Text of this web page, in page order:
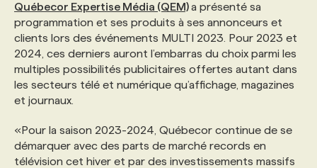
PRIX ET DISTINCTIONS
TENDANCES
GEO/SEO
ÉVÉNEMENTIEL
FAQ
ANNONCEZ AVEC NOUS
FORMATIONS PERSONNALISÉES
NOS FORMATEUR‧RICES
NOS TARIFS
NOS TARIFS
NOS EXPERTISES
ANNONCEZ AVEC NOUS
Québecor Expertise Média (QEM)a présenté sa
programmation et ses produits à ses annonceurs et
clients lors des événements MULTI 2023. Pour 2023 et
2024, ces derniers auront l’embarras du choix parmi les
multiples possibilités publicitaires offertes autant dans
les secteurs télé et numérique qu’affichage, magazines
et journaux.
«Pour la saison 2023-2024, Québecor continue de se
démarquer avec des parts de marché records en
télévision cet hiver et par des investissements massifs